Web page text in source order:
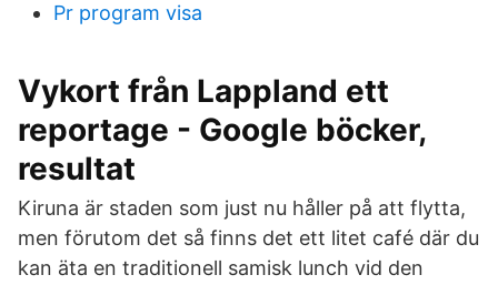
Pr program visa
Vykort från Lappland ett
reportage - Google böcker,
resultat
Kiruna är staden som just nu håller på att flytta,
men förutom det så finns det ett litet café där du
kan äta en traditionell samisk lunch vid den